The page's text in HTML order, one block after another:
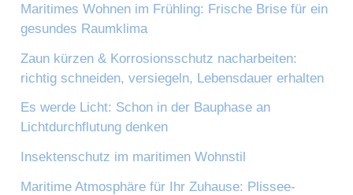
Maritimes Wohnen im Frühling: Frische Brise für ein
gesundes Raumklima
Zaun kürzen & Korrosionsschutz nacharbeiten:
richtig schneiden, versiegeln, Lebensdauer erhalten
Es werde Licht: Schon in der Bauphase an
Lichtdurchflutung denken
Insektenschutz im maritimen Wohnstil
Maritime Atmosphäre für Ihr Zuhause: Plissee-